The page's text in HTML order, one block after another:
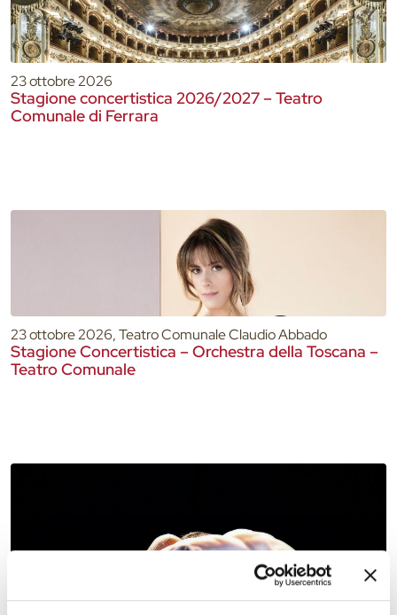
23 ottobre 2026
Stagione concertistica 2026/2027 – Teatro
Comunale di Ferrara
23 ottobre 2026, Teatro Comunale Claudio Abbado
Stagione Concertistica – Orchestra della Toscana –
Teatro Comunale
25 ottobre 2026 tutto il giorno, Teatro Comunale Claudio
Abbado